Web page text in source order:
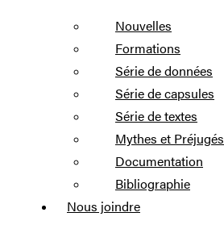
Nouvelles
Formations
Série de données
Série de capsules
Série de textes
Mythes et Préjugés
Documentation
Bibliographie
Nous joindre